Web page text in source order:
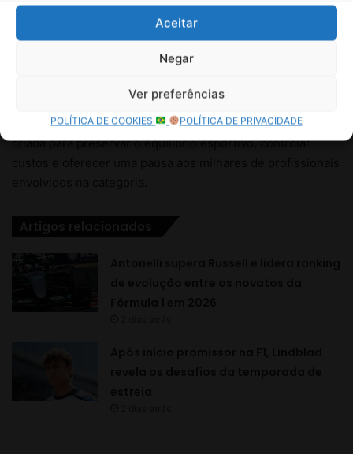
Aceitar
Negar
Ver preferências
POLÍTICA DE COOKIES POLÍTICA DE PRIVACIDADE